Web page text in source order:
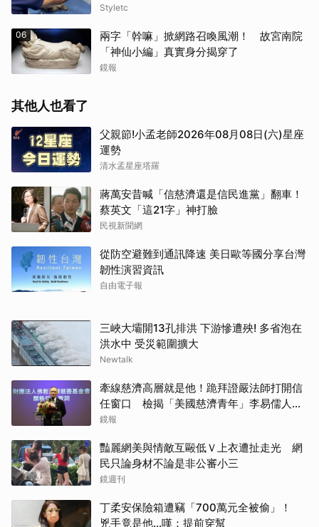
Styletc
06
兩字「幹嘛」掀網路召喚風潮！ 故宮南院
「神仙小編」真實身分揭穿了
鏡報
其他人也看了
父親節!小孟老師2026年08月08日(六)星座
運勢
清水孟星座塔羅
蔣萬安昔喊「信慈濟還是信民進黨」翻車！
蔡英文「這21字」神打臉
民視新聞網
從防空避難到通訊降速 美日歐等國分享台灣
韌性演習資訊
自由電子報
三峽大壩開13孔排洪 下游慘遭殃! 多省泡在
洪水中 受災範圍擴大
Newtalk
牽線慈濟高層就是他！跪拜證嚴法師打開信
任窗口 檢揭「美國慈濟青年」李易儒人脈
網絡
鏡報
豔麗網美與情敵互毆低Ｖ上衣遭扯走光 網
民只論身材不論是非公審小三
鏡週刊
丁柔安保險箱遭竊「700萬元全被偷」！
兇手竟是他...嘆：提前穿幫